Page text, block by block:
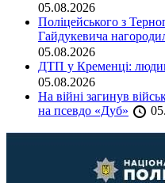
05.08.2026
Поліцейського з
Гайдукевича
05.08.2026
ДТП у Кременці:
05.08.2026
На війні загинув
на псевдо «Дуб»